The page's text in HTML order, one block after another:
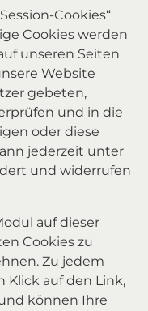
Cookies“
Cookies werden
unseren Seiten
Website
gebeten,
und in die
oder diese
jederzeit unter
und widerrufen
auf dieser
Cookies zu
Zu jedem
auf den Link,
können Ihre